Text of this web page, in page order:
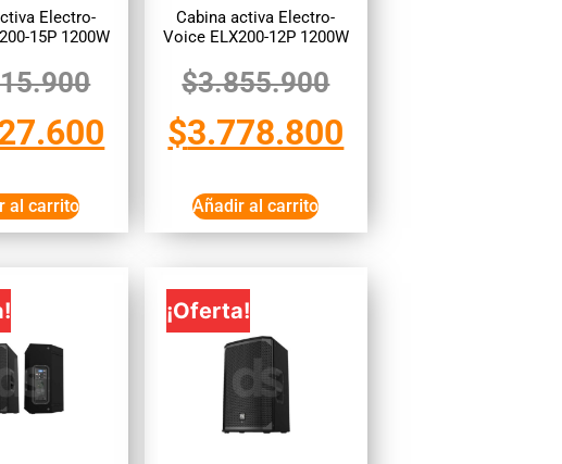
Electro-
15P 1200W
al carrito
Cabina activa Electro-
Voice ELX200-12P 1200W
$3.855.900
$3.778.800
Añadir al carrito
¡Oferta!